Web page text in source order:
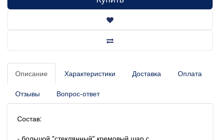
Описание Характеристики Доставка Оплата
Отзывы Вопрос-ответ
Состав: